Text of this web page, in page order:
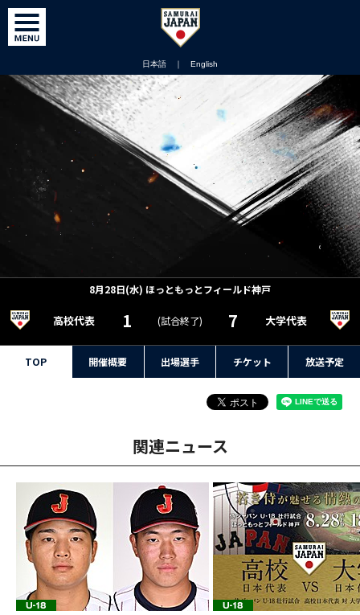
日本語 ｜ English
8月28日(水) ほっともっとフィールド神戸
高校代表 1 (試合終了) 7 大学代表
TOP 開催概要 出場選手 チケット 放送予定
関連ニュース